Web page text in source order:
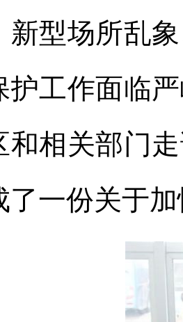
新型场所乱
护工作面临
和相关部门
了一份关于